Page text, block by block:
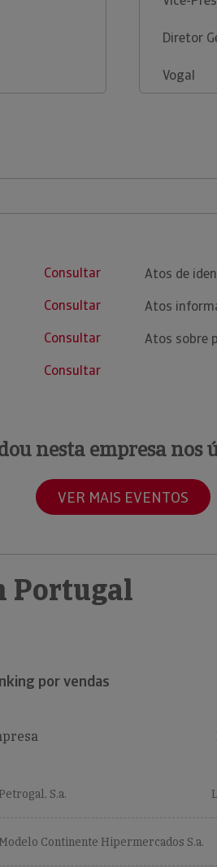
Diretor
Vogal
Consultar
Consultar
Consultar
Consultar
Atos de
Atos
Atos sobre
nesta empresa nos
VER MAIS EVENTOS
Portugal
por vendas
Petrogal, S.a.
Modelo Continente Hipermercados S.a.